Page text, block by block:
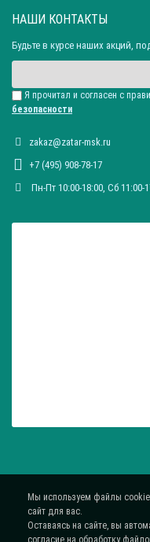
НАШИ КОНТАКТЫ
Будьте в курсе наших акций,
Я прочитал и согласен с
безопасности
zakaz@zatar-msk.ru
+7 (495) 908-78-17
Пн-Пт 10:00-18:00, Сб 11:00-
Мы используем файлы
сайт для вас.
Оставаясь на сайте, вы
согласие на обработку